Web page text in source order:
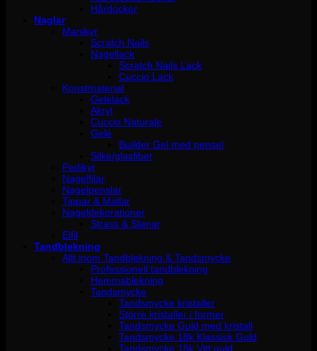
Hårdockor
Naglar
Manikyr
Scratch Nails
Nagellack
Scratch Nails Lack
Cuccio Lack
Konstmaterial
Gelélack
Akryl
Cuccio Naturale
Gelé
Builder Gel med pensel
Silke/glasfiber
Pedikyr
Nagelfilar
Nagelpenslar
Tippar & Mallar
Nageldekorationer
Strass & Stenar
Elfil
Tandblekning
Allt inom Tandblekning & Tandsmycke
Professionell tandblekning
Hemmablekning
Tandsmycke
Tandsmycke kristaller
Större kristaller i former
Tandsmycke Guld med kristall
Tandsmycke 18k Klassisk Guld
Tandsmycke 18k Vitt guld